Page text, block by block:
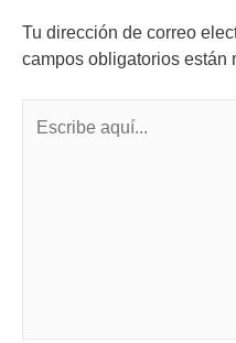
Tu dirección de correo
campos obligatorios están